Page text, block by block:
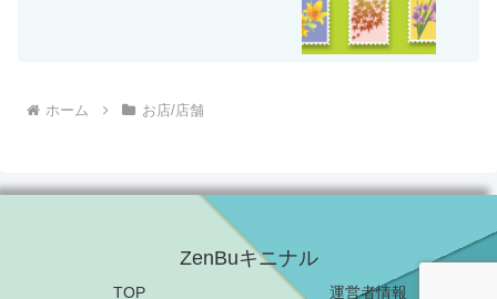
ホーム お店/店舗
ZenBuキニナル
TOP 運営者情報